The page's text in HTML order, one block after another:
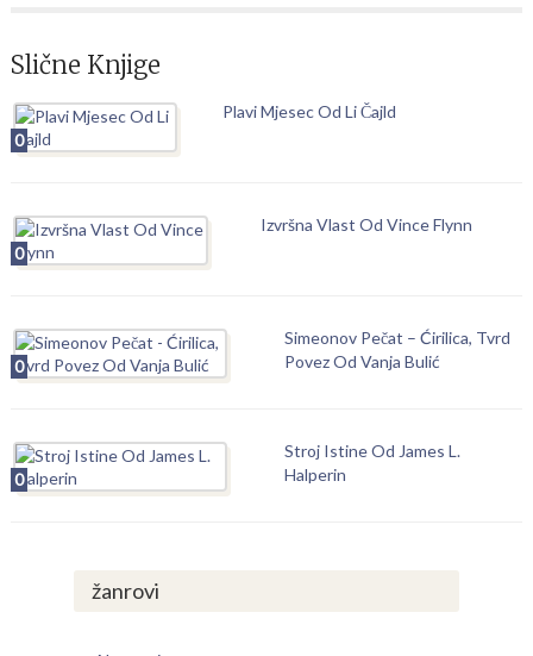
Slične Knjige
0
Plavi Mjesec Od Li Čajld
0
Izvršna Vlast Od Vince Flynn
0
Simeonov Pečat – Ćirilica, Tvrd
Povez Od Vanja Bulić
0
Stroj Istine Od James L.
Halperin
žanrovi